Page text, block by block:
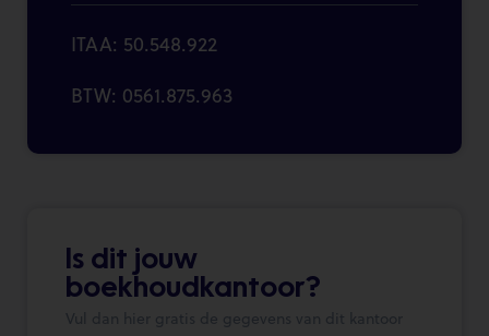
ITAA: 50.548.922
BTW: 0561.875.963
Is dit jouw
boekhoudkantoor?
Vul dan hier gratis de gegevens van dit kantoor